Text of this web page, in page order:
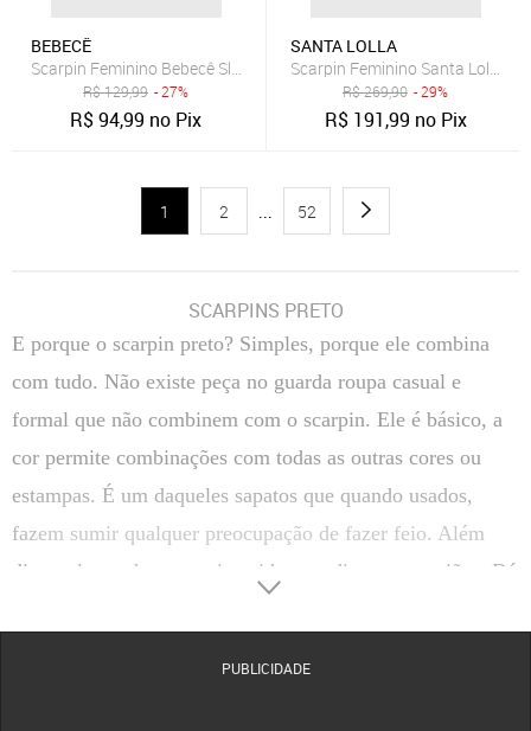
BEBECÊ
Scarpin Feminino Bebecê Slingback Bico Fino Preto
R$129,99 - 27%
R$94,99 no Pix
SANTA LOLLA
Scarpin Feminino Santa Lolla
R$269,90 - 29%
R$ 191,99 no Pix
1 2 ... 52
SCARPINS PRETO
E porque o scarpin preto? Simples, porque ele combina
com tudo. Não existe peça no guarda roupa casual e
formal que não combinem com o scarpin. Ele é básico, a
cor permite combinações com todas as outras cores ou
estampas. É um daqueles sapatos que quando usados,
fazem sumir qualquer preocupação de fazer feio. Além
disso, eles podem estar inseridos em diversas ocasiões. Dá
PUBLICIDADE